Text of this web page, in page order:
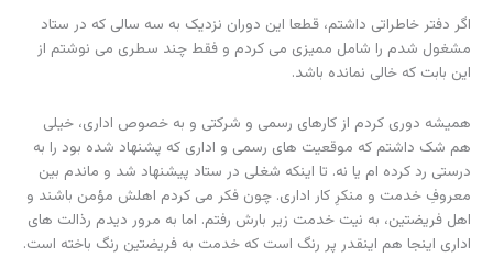
اگر دفتر خاطراتی داشتم، قطعا این دوران نزدیک به سه سالی که در ستاد
مشغول شدم را شامل ممیزی می کردم و فقط چند سطری می نوشتم از
این بابت که خالی نمانده باشد.
همیشه دوری کردم از کارهای رسمی و شرکتی و به خصوص اداری، خیلی
هم شک داشتم که موقعیت های رسمی و اداری که پشنهاد شده بود را به
درستی رد کرده ام یا نه. تا اینکه شغلی در ستاد پیشنهاد شد و ماندم بین
معروفِ خدمت و منکرِ کار اداری. چون فکر می کردم اهلش مؤمن باشند و
اهل فریضتین، به نیت خدمت زیر بارش رفتم. اما به مرور دیدم رذالت های
اداری اینجا هم اینقدر پر رنگ است که خدمت به فریضتین رنگ باخته است.